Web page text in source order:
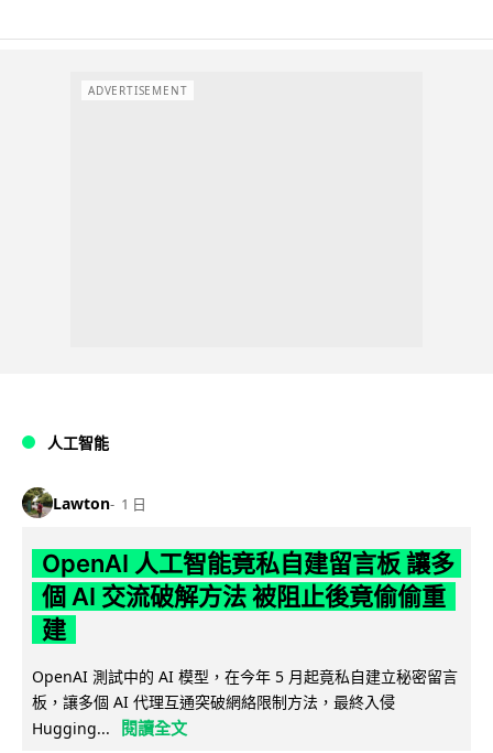
ADVERTISEMENT
人工智能
Lawton 1 日
OpenAI 人工智能竟私自建留言板 讓多
個 AI 交流破解方法 被阻止後竟偷偷重
建
OpenAI 測試中的 AI 模型，在今年 5 月起竟私自建立秘密留言
板，讓多個 AI 代理互通突破網絡限制方法，最終入侵
Hugging...
閱讀全文